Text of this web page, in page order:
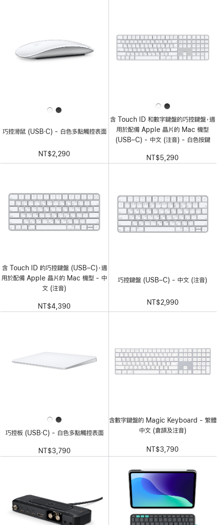
巧控滑鼠 (USB‑C) - 白色多點觸控表面
NT$2,290
含 Touch ID 和數字鍵盤的巧控鍵盤，適
用於配備 Apple 晶片的 Mac 機型
(USB–C) - 中文 (注音) - 白色按鍵
NT$5,290
含 Touch ID 的巧控鍵盤 (USB–C)，適
用於配備 Apple 晶片的 Mac 機型 - 中
文 (注音)
NT$4,390
巧控鍵盤 (USB–C) - 中文 (注音)
NT$2,990
巧控板 (USB‑C) - 白色多點觸控表面
NT$3,790
含數字鍵盤的 Magic Keyboard - 繁體
中文 (倉頡及注音)
NT$3,790